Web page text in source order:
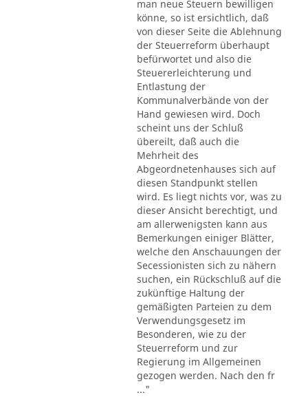
man neue Steuern bewilligen
könne, so ist ersichtlich, daß
von dieser Seite die Ablehnung
der Steuerreform überhaupt
befürwortet und also die
Steuererleichterung und
Entlastung der
Kommunalverbände von der
Hand gewiesen wird. Doch
scheint uns der Schluß
übereilt, daß auch die
Mehrheit des
Abgeordnetenhauses sich auf
diesen Standpunkt stellen
wird. Es liegt nichts vor, was zu
dieser Ansicht berechtigt, und
am allerwenigsten kann aus
Bemerkungen einiger Blätter,
welche den Anschauungen der
Secessionisten sich zu nähern
suchen, ein Rückschluß auf die
zukünftige Haltung der
gemäßigten Parteien zu dem
Verwendungsgesetz im
Besonderen, wie zu der
Steuerreform und zur
Regierung im Allgemeinen
gezogen werden. Nach den fr
..."